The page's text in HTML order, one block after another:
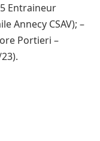
Entraineur
Annecy CSAV); –
Portieri –